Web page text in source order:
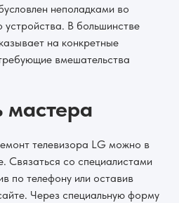
неполадками во
устройства. В большинстве
на конкретные
вмешательства
мастера
телевизора LG можно в
Связаться со специалистами
по телефону или оставив
Через специальную форму